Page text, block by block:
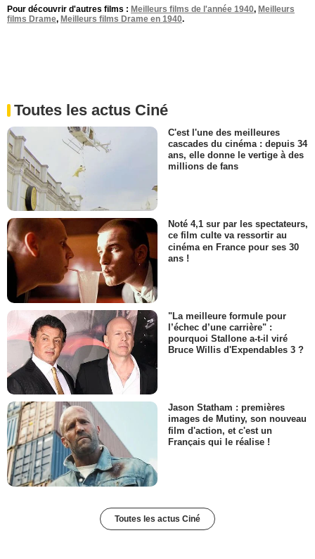
Pour découvrir d'autres films : Meilleurs films de l'année 1940, Meilleurs
films Drame, Meilleurs films Drame en 1940.
Toutes les actus Ciné
C'est l'une des meilleures
cascades du cinéma : depuis 34
ans, elle donne le vertige à des
millions de fans
Noté 4,1 sur par les spectateurs,
ce film culte va ressortir au
cinéma en France pour ses 30
ans !
"La meilleure formule pour
l’échec d’une carrière" :
pourquoi Stallone a-t-il viré
Bruce Willis d'Expendables 3 ?
Jason Statham : premières
images de Mutiny, son nouveau
film d'action, et c'est un
Français qui le réalise !
Toutes les actus Ciné